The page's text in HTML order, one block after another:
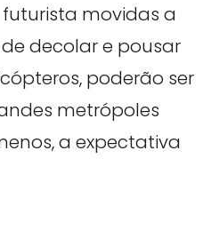
movidas a
decolar e pousar
poderão ser
metrópoles
a expectativa